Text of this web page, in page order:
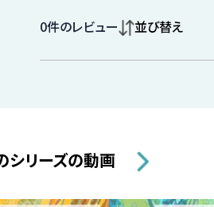
0件のレビュー 並び替え
シリーズの動画